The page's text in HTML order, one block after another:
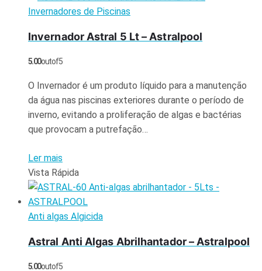
Invernadores de Piscinas
Invernador Astral 5 Lt – Astralpool
5.00out of 5
O Invernador é um produto líquido para a manutenção
da água nas piscinas exteriores durante o período de
inverno, evitando a proliferação de algas e bactérias
que provocam a putrefação…
Ler mais
Vista Rápida
Anti algas Algicida
Astral Anti Algas Abrilhantador – Astralpool
5.00out of 5